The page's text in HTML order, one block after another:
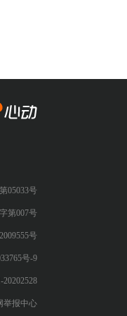
05033号
第007号
号
号-9
20202528
举报中心